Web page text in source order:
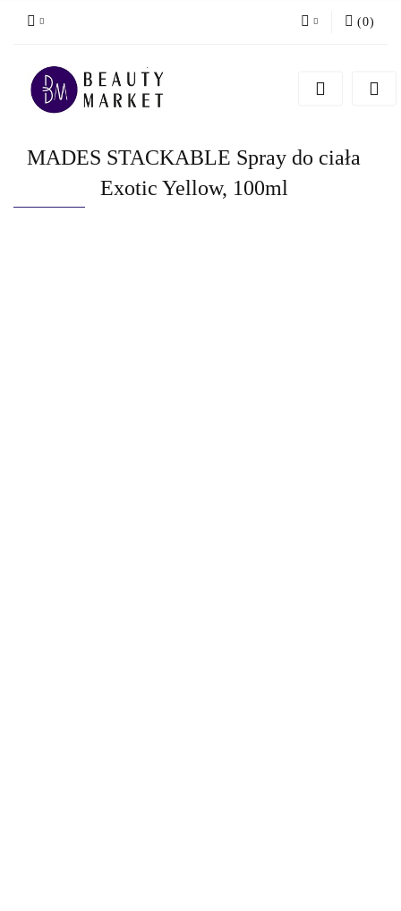
Zarejestruj się
(0)
MADES STACKABLE Spray do ciała
Exotic Yellow, 100ml